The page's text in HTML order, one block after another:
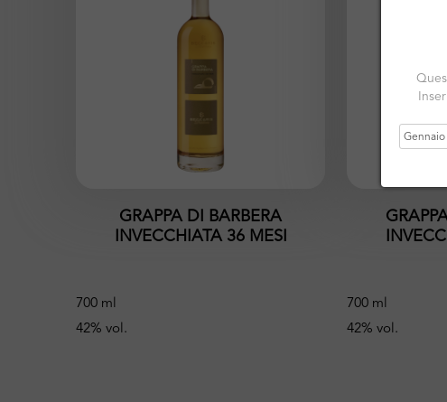
GRAPPA DI BARBERA
INVECCHIATA 36 MESI
700 ml
42% vol.
700 ml
42% vol.